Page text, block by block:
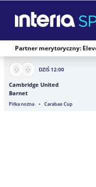
Partner merytoryczny:
DZIŚ 12:00
Cambridge United
Barnet
Piłka nożna Carabao Cup